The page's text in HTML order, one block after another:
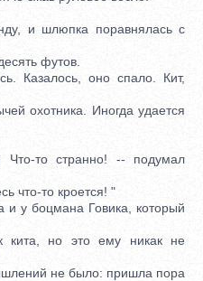
и шлюпка поравнялась с
футов.
оно спало. Кит,
охотника. Иногда удается
то странно! -- подумал
что-то кроется! "
у боцмана Говика, который
но это ему никак не
не было: пришла пора